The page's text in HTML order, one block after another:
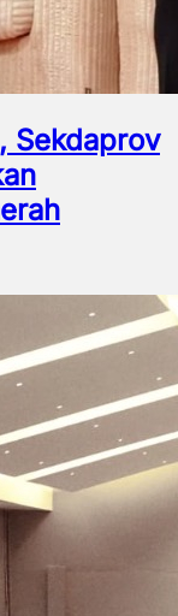
Sekdaprov